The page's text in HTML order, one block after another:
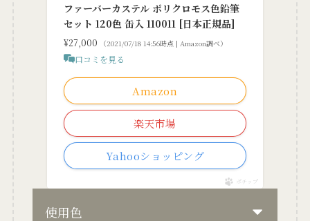
ファーバーカステル ポリクロモス色鉛筆
セット 120色 缶入 110011 [日本正規品]
¥27,000 （2021/07/18 14:56時点 | Amazon調べ）
口コミを見る
Amazon
楽天市場
Yahooショッピング
ポチップ
使用色